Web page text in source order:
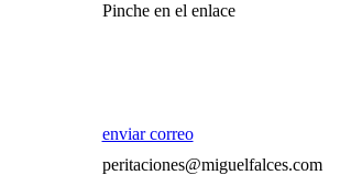
Pinche en el enlace
enviar correo
peritaciones@miguelfalces.com